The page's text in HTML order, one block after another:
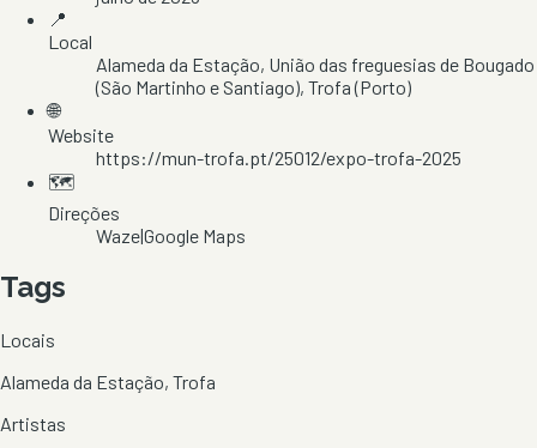
📍
Local
Alameda da Estação, União das freguesias de Bougado
(São Martinho e Santiago), Trofa(Porto)
🌐
Website
https://mun-trofa.pt/25012/expo-trofa-2025
🗺️
Direções
Waze|Google Maps
Tags
Locais
Alameda da Estação, Trofa
Artistas